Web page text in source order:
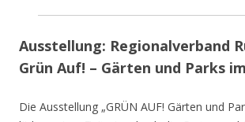
Ausstellung: Regionalverband
Grün Auf! – Gärten und Parks
Die Ausstellung „GRÜN AUF! Gärten und